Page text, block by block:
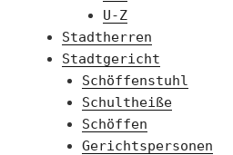
U-Z
Stadtherren
Stadtgericht
Schöffenstuhl
Schultheiße
Schöffen
Gerichtspersonen